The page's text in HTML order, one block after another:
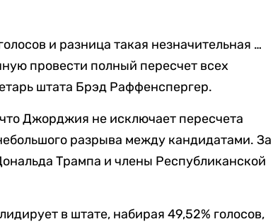
и разница такая незначительная …
провести полный пересчет всех
штата Брэд Раффенспергер.
Джорджия не исключает пересчета
разрыва между кандидатами. За
Трампа и члены Республиканской
в штате, набирая 49,52% голосов,